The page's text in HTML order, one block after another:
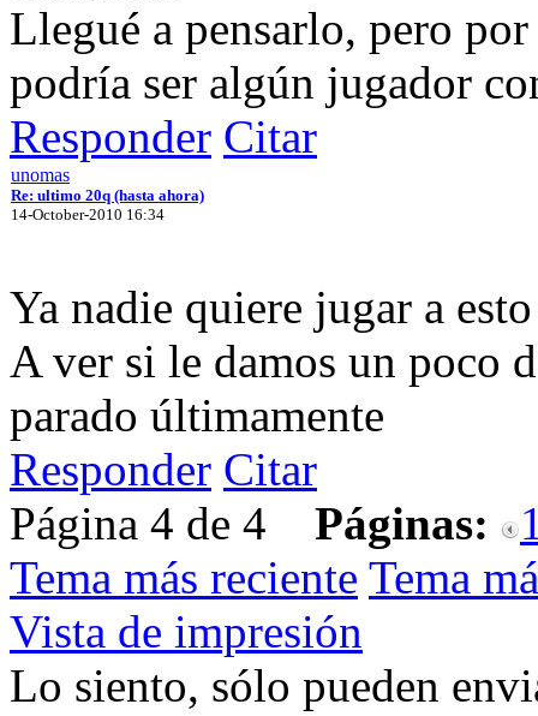
Llegué a pensarlo, pero
podría ser algún jugador
Responder Citar
unomas
Re: ultimo 20q (hasta ahora)
14-October-2010 16:34
Ya nadie quiere jugar a
A ver si le damos un poco
parado últimamente
Responder Citar
Página 4 de 4 Páginas:
Tema más reciente Tema
Vista de impresión
Lo siento, sólo pueden